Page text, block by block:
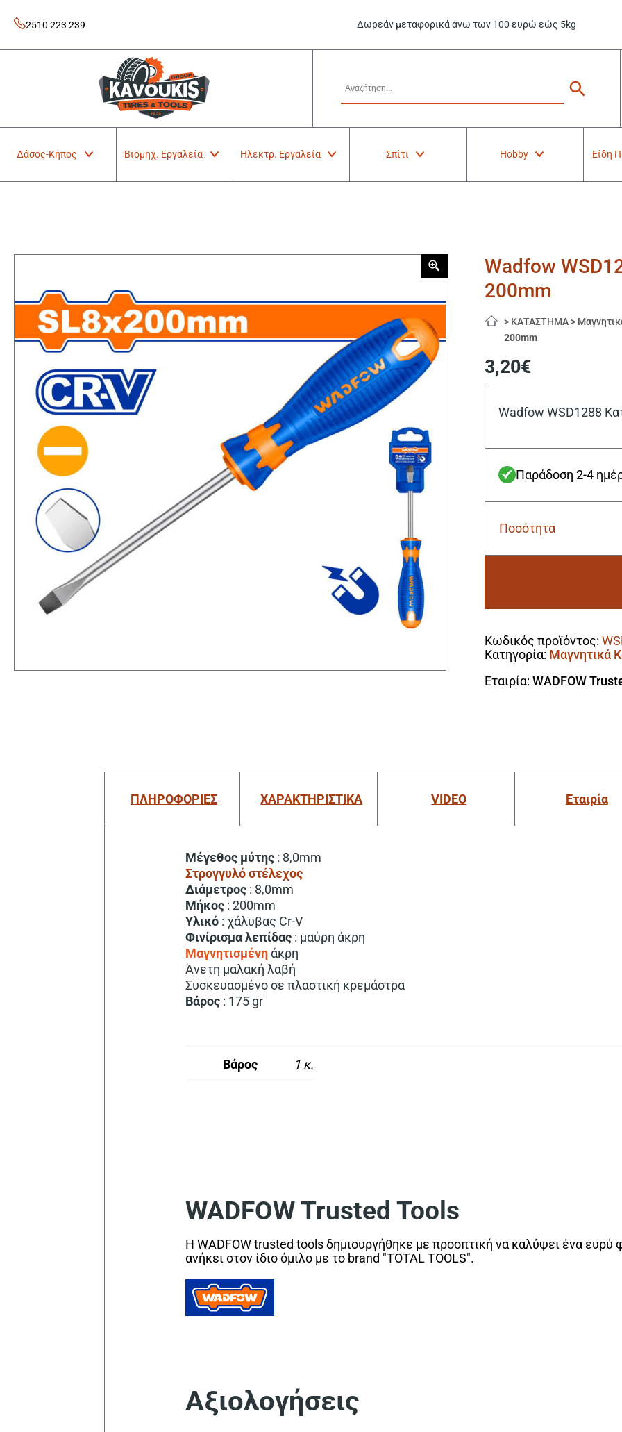
content
2510 223 239 Δωρεάν μεταφορικά άνω των 100 ευρώ εώς 5kg
Kavoukis Tools
Tires & Tools
Δάσος-Κήπος Βιομηχ. Εργαλεία Ηλεκτρ. Εργαλεία Σπίτι Hobby Είδη
Wadfow
200mm
> ΚΑΤΑΣΤΗΜΑ >
200mm
3,20€
Wadfow WSD1288
Παράδοση 2-4
Ποσότητα
Wadfow
ποσότητα
Κωδικός προϊόντος:
Κατηγορία: Μαγνητικά
Εταιρία: WADFOW
ΠΛΗΡΟΦΟΡΙΕΣ ΧΑΡΑΚΤΗΡΙΣΤΙΚΑ VIDEO Εταιρία
Μέγεθος μύτης : 8,0mm
Στρογγυλό στέλεχος
Διάμετρος : 8,0mm
Μήκος : 200mm
Υλικό : χάλυβας Cr-V
Φινίρισμα λεπίδας : μαύρη άκρη
Μαγνητισμένη άκρη
Άνετη μαλακή λαβή
Συσκευασμένο σε πλαστική κρεμάστρα
Βάρος : 175 gr
Βάρος 1 κ.
WADFOW Trusted Tools
Η WADFOW trusted tools δημιουργήθηκε με προοπτική να καλύψει ένα ευρύ
ανήκει στον ίδιο όμιλο με το brand "TOTAL TOOLS".
Αξιολογήσεις